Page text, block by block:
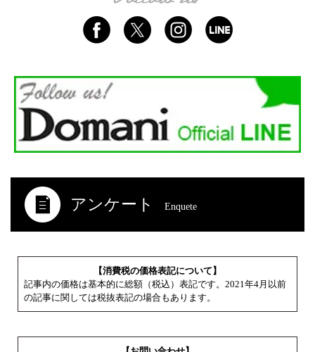
アンケート Enquete
【消費税の価格表記について】
記事内の価格は基本的に総額（税込）表記です。2021年4月以前
の記事に関しては税抜表記の場合もあります。